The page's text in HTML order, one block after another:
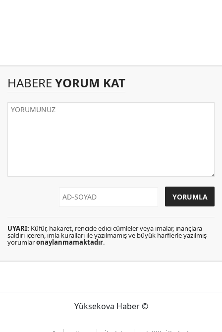
HABERE YORUM KAT
UYARI: Küfür, hakaret, rencide edici cümleler veya imalar, inançlara
saldırı içeren, imla kuralları ile yazılmamış ve büyük harflerle yazılmış
yorumlaronaylanmamaktadır.
Yüksekova Haber ©